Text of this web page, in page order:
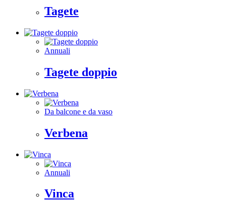
Tagete
Annuali
Tagete doppio
Da balcone e da vaso
Verbena
Annuali
Vinca